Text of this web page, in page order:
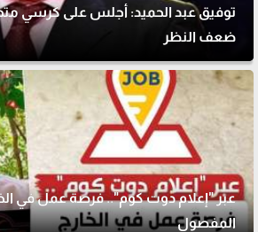
توفيق عبد الحميد: أجلس على كرسي
ضعف النظر
عبر "إعلام دوت كوم".. فرصة عمل في
المفصول